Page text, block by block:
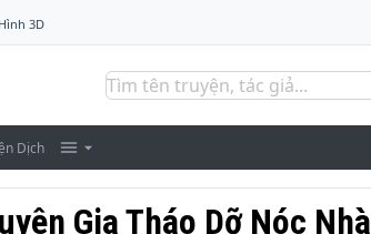
3D
Dịch
Gia Tháo Dỡ Nóc Nhà